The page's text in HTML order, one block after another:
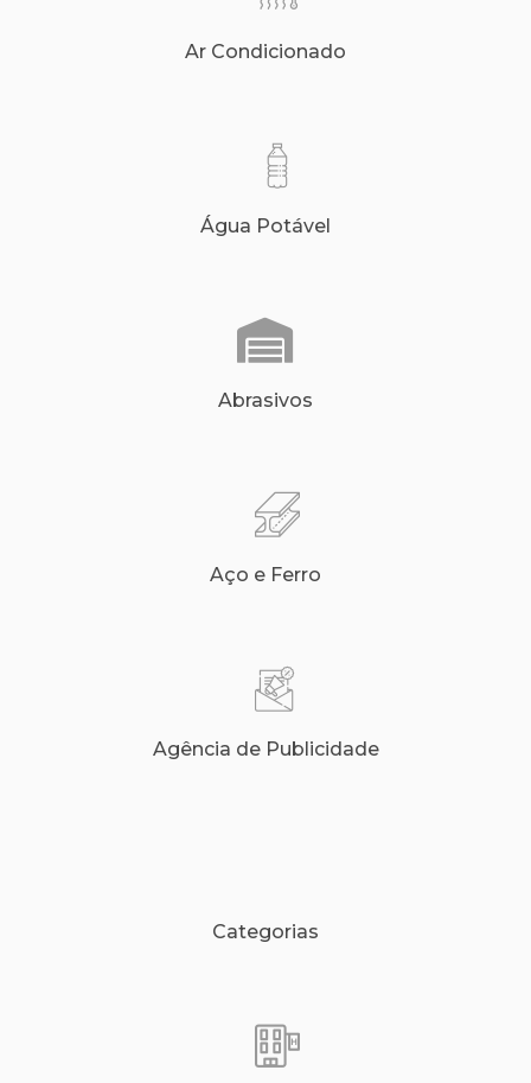
Ar Condicionado
Água Potável
Abrasivos
Aço e Ferro
Agência de Publicidade
Categorias